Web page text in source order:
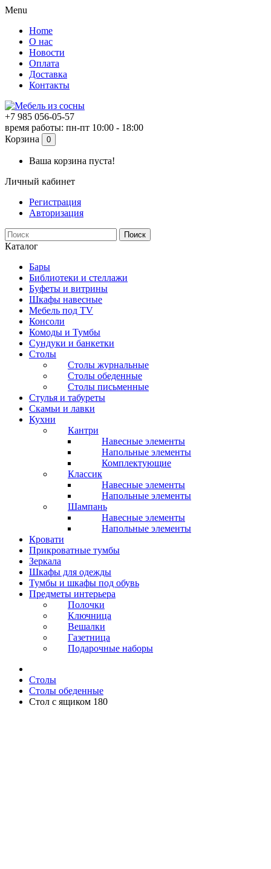
Menu
Home
О нас
Новости
Оплата
Доставка
Контакты
+7 985 056-05-57
время работы: пн-пт 10:00 - 18:00
Корзина
0
Ваша корзина пуста!
Личный кабинет
Регистрация
Авторизация
Поиск
Каталог
Бары
Библиотеки и стеллажи
Буфеты и витрины
Шкафы навесные
Мебель под ТV
Консоли
Комоды и Тумбы
Сундуки и банкетки
Столы
Столы журнальные
Столы обеденные
Столы письменные
Стулья и табуреты
Скамьи и лавки
Кухни
Кантри
Навесные элементы
Напольные элементы
Комплектующие
Классик
Навесные элементы
Напольные элементы
Шампань
Навесные элементы
Напольные элементы
Кровати
Прикроватные тумбы
Зеркала
Шкафы для одежды
Тумбы и шкафы под обувь
Предметы интерьера
Полочки
Ключница
Вешалки
Газетница
Подарочные наборы
Столы
Столы обеденные
Стол с ящиком 180